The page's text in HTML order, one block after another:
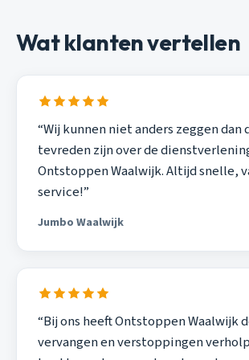
Wat klanten vertellen
“Wij kunnen niet anders zeggen dan
tevreden zijn over de
Ontstoppen Waalwijk. Altijd snelle,
service!”
Jumbo Waalwijk
“Bij ons heeft Ontstoppen Waalwijk
vervangen en verstoppingen